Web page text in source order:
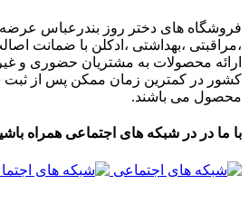
فروشگاه های دختر روز بندرعباس
،مراقبتی ،بهداشتی ،ادکلن با ضمانت
ارائه محصولات به مشتریان حضوری و
کشور در کمترین زمان ممکن پس از
محصول می باشند.
با ما در در شبکه های اجتماعی همراه